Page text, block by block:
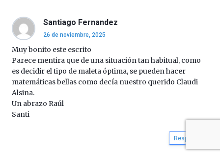
4
de
octubre.
La
iniciativa,
por
la
Cátedra…
Santiago Fernandez
26 de noviembre, 2025
Muy bonito este escrito
Parece mentira que de una situación tan habitual, como
es decidir el tipo de maleta óptima, se pueden hacer
matemáticas bellas como decía nuestro querido Claudi
Alsina.
Un abrazo Raúl
Santi
Responder